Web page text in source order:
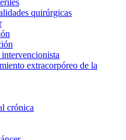
quirúrgicas
extracorpóreo de la
crónica